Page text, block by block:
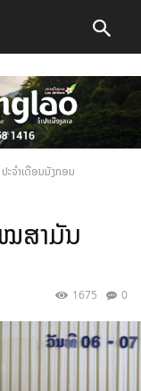
ະຈຳເດືອນມັງກອນ
ສາມັນ
0
1675